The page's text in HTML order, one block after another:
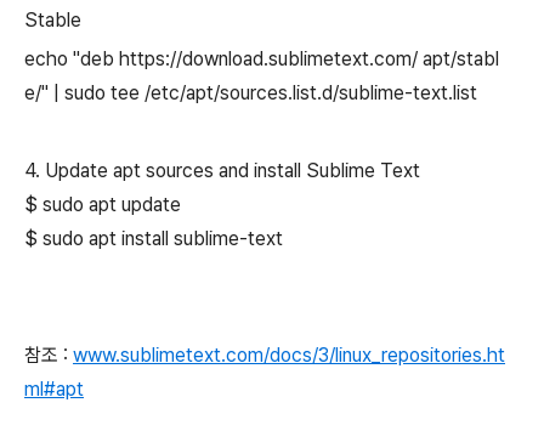
Stable
echo "deb https://download.sublimetext.com/ apt/stabl
e/" | sudo tee /etc/apt/sources.list.d/sublime-text.list
4. Update apt sources and install Sublime Text
$ sudo apt update
$ sudo apt install sublime-text
참조 : www.sublimetext.com/docs/3/linux_repositories.ht
ml#apt